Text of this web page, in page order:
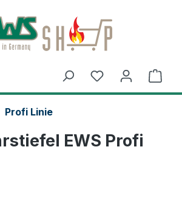
Profi Linie
EWS Profi